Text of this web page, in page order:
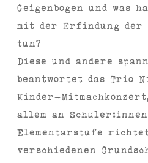
Geigenbogen und was
mit der Erfindung
tun?
Diese und andere
beantwortet das Trio
Kinder-
allem an
Elementarstufe richtet
verschiedenen